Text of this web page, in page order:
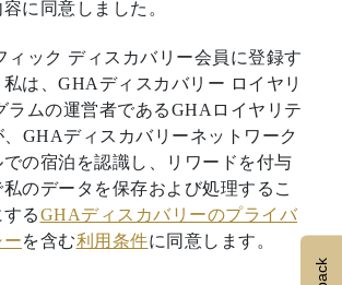
に同意しました。
ィック ディスカバリー会員に登録す
は、GHAディスカバリー ロイヤリ
ラムの運営者であるGHAロイヤリテ
、GHAディスカバリーネットワーク
の宿泊を認識し、リワードを付与
のデータを保存および処理するこ
るGHAディスカバリーのプライバ
ーを含む利用条件に同意します。